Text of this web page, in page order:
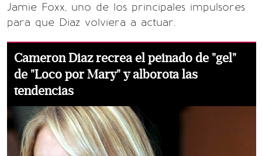
Jamie Foxx, uno de los principales impulsores
para que Diaz volviera a actuar.
Cameron Diaz recrea el peinado de "gel"
de "Loco por Mary" y alborota las
tendencias